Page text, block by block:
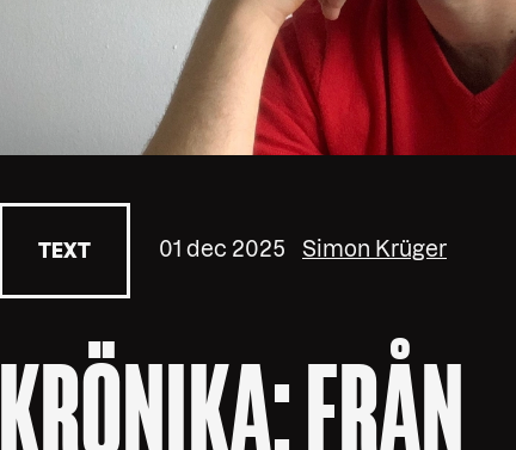
TEXT 01 dec 2025 Simon Krüger
KRÖNIKA: FRÅN